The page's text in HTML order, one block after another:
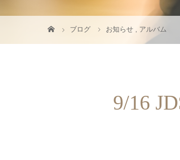
ブログ お知らせ アルバム
9/16